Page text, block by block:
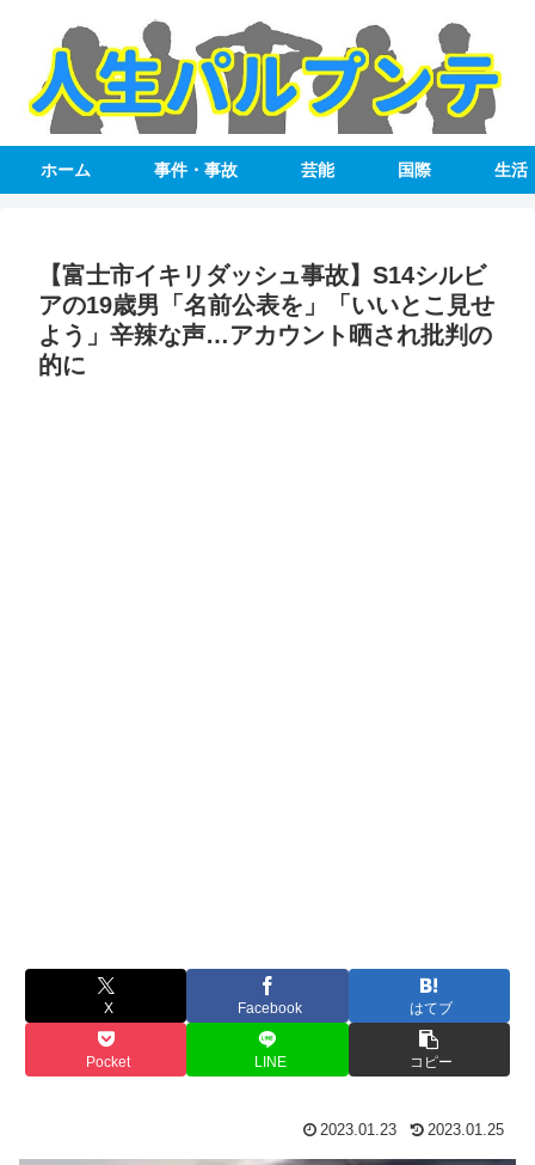
ホーム 事件・事故 芸能 国際 生活
【富士市イキリダッシュ事故】S14シルビ
アの19歳男「名前公表を」「いいとこ見せ
よう」辛辣な声…アカウント晒され批判の
的に
X Facebook はてブ
Pocket LINE コピー
2023.01.23 2023.01.25